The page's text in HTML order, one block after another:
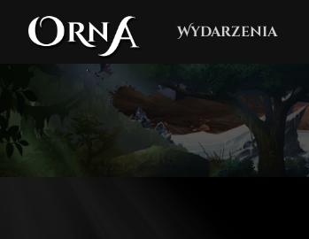
Wydarzenia